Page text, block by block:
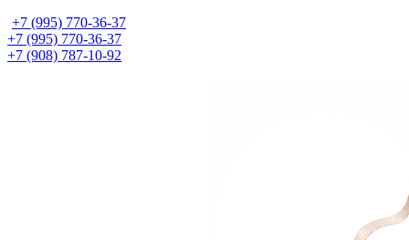
+7 (995) 770-36-37
+7 (995) 770-36-37
+7 (908) 787-10-92